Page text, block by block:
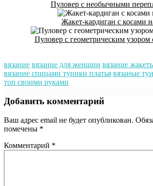
Пуловер с необычными
Жакет-кардиган с косами
Пуловер с геометрическим узором
вязание вязание для женщин вязание
вязание спицами туники платья вязаные
топ своими руками
Добавить комментарий
Ваш адрес email не будет опубликован.
помечены *
Комментарий *